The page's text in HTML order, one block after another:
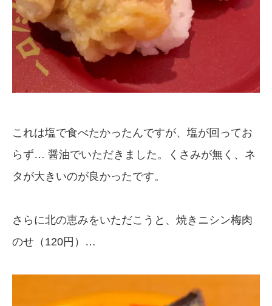
これは塩で食べたかったんですが、塩が回ってお
らず… 醤油でいただきました。くさみが無く、ネ
タが大きいのが良かったです。
さらに北の恵みをいただこうと、焼きニシン梅肉
のせ（120円）…